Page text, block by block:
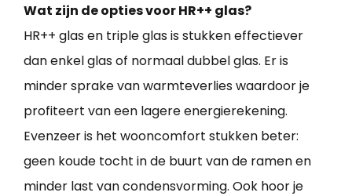
Wat zijn de opties voor HR++ glas?
HR++ glas en triple glas is stukken effectiever
dan enkel glas of normaal dubbel glas. Er is
minder sprake van warmteverlies waardoor je
profiteert van een lagere energierekening.
Evenzeer is het wooncomfort stukken beter:
geen koude tocht in de buurt van de ramen en
minder last van condensvorming. Ook hoor je